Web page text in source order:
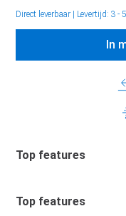
Direct leverbaar Levertijd: 3 -
In
Top features
Top features